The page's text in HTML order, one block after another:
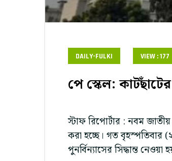
DAILY-FULKI VIEW : 177
পে স্কেল:
স্টাফ রিপোর্টার : নবম
করা হচ্ছে। গত বৃহস্পতিবার
পুনর্বিন্যাসের সিদ্ধান্ত নেওয়া